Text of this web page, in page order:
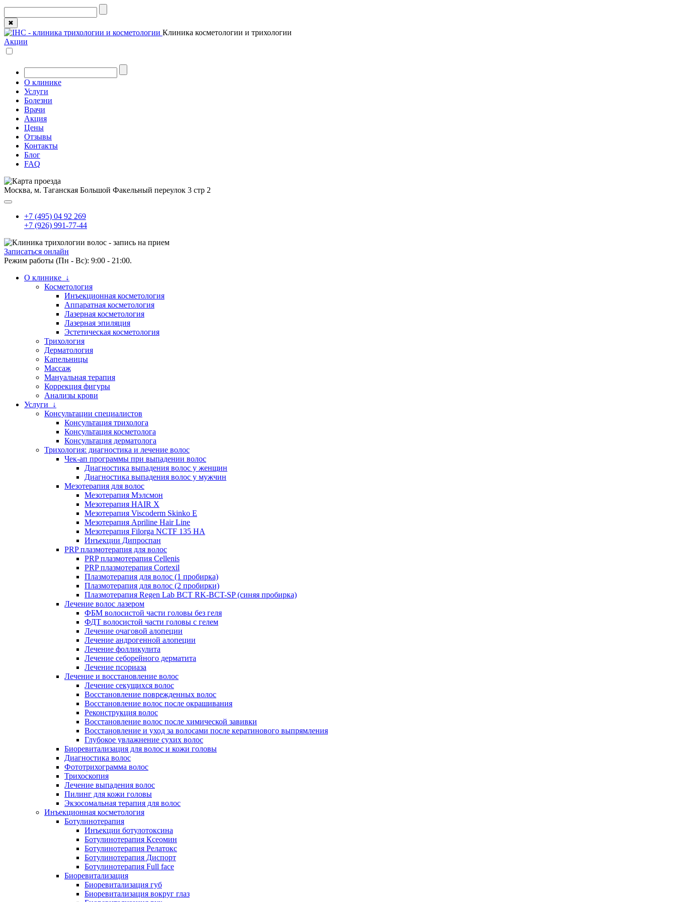
✖
Клиника косметологии и трихологии
Акции
О клинике
Услуги
Болезни
Врачи
Акция
Цены
Отзывы
Контакты
Блог
FAQ
Москва, м. Таганская Большой Факельный переулок 3 стр 2
+7 (495) 04 92 269
+7 (926) 991-77-44
Записаться онлайн
Режим работы (Пн - Вс): 9:00 - 21:00.
О клинике ↓
Косметология
Инъекционная косметология
Аппаратная косметология
Лазерная косметология
Лазерная эпиляция
Эстетическая косметология
Трихология
Дерматология
Капельницы
Массаж
Мануальная терапия
Коррекция фигуры
Анализы крови
Услуги ↓
Консультации специалистов
Консультация трихолога
Консультация косметолога
Консультация дерматолога
Трихология: диагностика и лечение волос
Чек-ап программы при выпадении волос
Диагностика выпадения волос у женщин
Диагностика выпадения волос у мужчин
Мезотерапия для волос
Мезотерапия Мэлсмон
Мезотерапия HAIR X
Мезотерапия Viscoderm Skinko E
Мезотерапия Apriline Hair Line
Мезотерапия Filorga NCTF 135 HA
Инъекции Дипроспан
PRP плазмотерапия для волос
PRP плазмотерапия Cellenis
PRP плазмотерапия Cortexil
Плазмотерапия для волос (1 пробирка)
Плазмотерапия для волос (2 пробирки)
Плазмотерапия Regen Lab BCT RK-BCT-SP (синяя пробирка)
Лечение волос лазером
ФБМ волосистой части головы без геля
ФДТ волосистой части головы с гелем
Лечение очаговой алопеции
Лечение андрогенной алопеции
Лечение фолликулита
Лечение себорейного дерматита
Лечение псориаза
Лечение и восстановление волос
Лечение секущихся волос
Восстановление поврежденных волос
Восстановление волос после окрашивания
Реконструкция волос
Восстановление волос после химической завивки
Восстановление и уход за волосами после кератинового выпрямления
Глубокое увлажнение сухих волос
Биоревитализация для волос и кожи головы
Диагностика волос
Фототрихограмма волос
Трихоскопия
Лечение выпадения волос
Пилинг для кожи головы
Экзосомальная терапия для волос
Инъекционная косметология
Ботулинотерапия
Инъекции ботулотоксина
Ботулинотерапия Ксеомин
Ботулинотерапия Релатокс
Ботулинотерапия Диспорт
Ботулинотерапия Full face
Биоревитализация
Биоревитализация губ
Биоревитализация вокруг глаз